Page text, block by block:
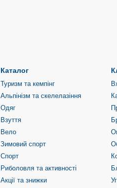
Каталог
Туризм та кемпінг
Альпінізм та скелелазіння
Одяг
Взуття
Вело
Зимовий спорт
Спорт
Риболовля та активності
Акції та знижки